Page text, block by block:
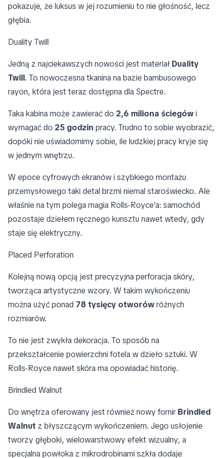
pokazuje, że luksus w jej rozumieniu to nie głośność, lecz
głębia.
Duality Twill
Jedną z najciekawszych nowości jest materiał Duality
Twill. To nowoczesna tkanina na bazie bambusowego
rayon, która jest teraz dostępna dla Spectre.
Taka kabina może zawierać do 2,6 miliona ściegówi
wymagać do 25 godzin pracy. Trudno to sobie wyobrazić,
dopóki nie uświadomimy sobie, ile ludzkiej pracy kryje się
w jednym wnętrzu.
W epoce cyfrowych ekranów i szybkiego montażu
przemysłowego taki detal brzmi niemal staroświecko. Ale
właśnie na tym polega magia Rolls-Royce’a: samochód
pozostaje dziełem ręcznego kunsztu nawet wtedy, gdy
staje się elektryczny.
Placed Perforation
Kolejną nową opcją jest precyzyjna perforacja skóry,
tworząca artystyczne wzory. W takim wykończeniu
można użyć ponad 78 tysięcy otworówróżnych
rozmiarów.
To nie jest zwykła dekoracja. To sposób na
przekształcenie powierzchni fotela w dzieło sztuki. W
Rolls-Royce nawet skóra ma opowiadać historię.
Brindled Walnut
Do wnętrza oferowany jest również nowy fornir Brindled
Walnut z błyszczącym wykończeniem. Jego usłojenie
tworzy głęboki, wielowarstwowy efekt wizualny, a
specjalna powłoka z mikrodrobinami szkła dodaje